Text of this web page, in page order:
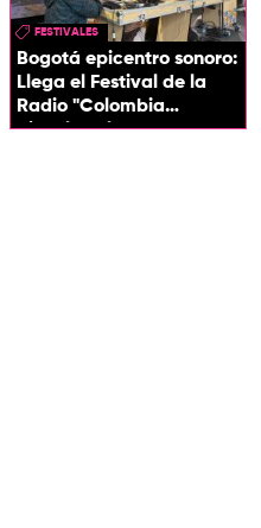
FESTIVALES
Bogotá epicentro sonoro:
Llega el Festival de la
Radio "Colombia
Biocultural" 2026